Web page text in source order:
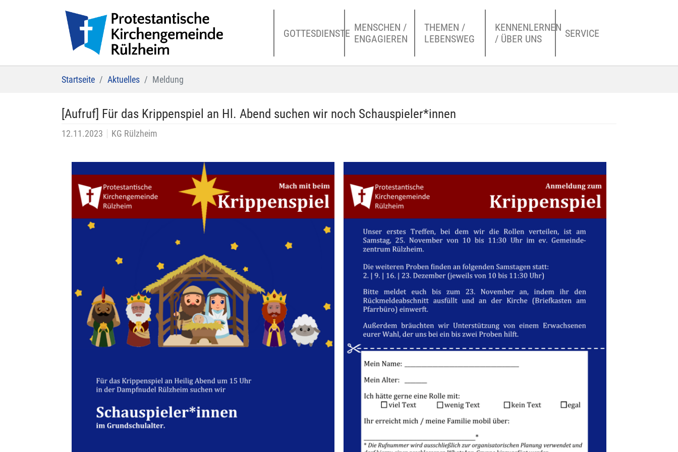
GOTTESDIENSTE MENSCHEN /
ENGAGIEREN
THEMEN /
LEBENSWEG
KENNENLERNEN
/ ÜBER UNS
SERVICE
Startseite Aktuelles Meldung
[Aufruf] Für das Krippenspiel an Hl. Abend suchen wir noch Schauspieler*innen
12.11.2023 KG Rülzheim